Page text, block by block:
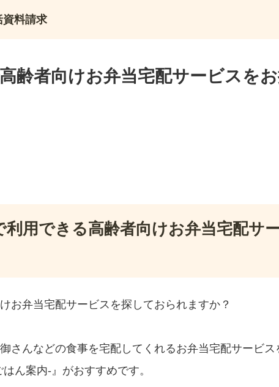
資料請求
齢者向けお弁当宅配サービスを
利用できる高齢者向けお弁当宅配サ
お弁当宅配サービスを探しておられますか？
さんなどの食事を宅配してくれるお弁当宅配サービス
ん案内‐』がおすすめです。